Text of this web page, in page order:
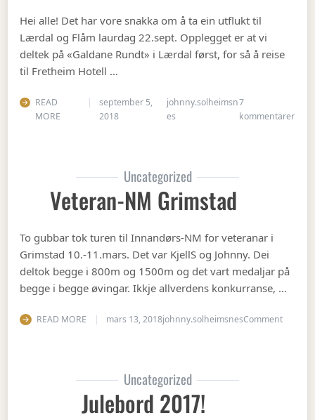
Hei alle! Det har vore snakka om å ta ein utflukt til
Lærdal og Flåm laurdag 22.sept. Opplegget er at vi
deltek på «Galdane Rundt» i Lærdal først, for så å reise
til Fretheim Hotell …
READ
MORE
september 5,
2018
johnny.solheimsn
es
7
kommentarertil
Uncategorized
Veteran-NM Grimstad
To gubbar tok turen til Innandørs-NM for veteranar i
Grimstad 10.-11.mars. Det var KjellS og Johnny. Dei
deltok begge i 800m og 1500m og det vart medaljar på
begge i begge øvingar. Ikkje allverdens konkurranse, …
READ MORE mars 13, 2018johnny.solheimsnesCommenton
Uncategorized
Julebord 2017!